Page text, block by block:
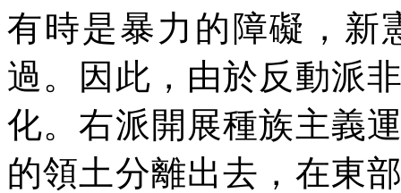
有時是暴力的障礙，新
過。因此，由於反動派
化。右派開展種族主義
的領土分離出去，在東